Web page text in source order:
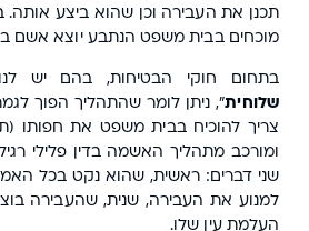
תכנן את העבירה וכן שהוא ביצע אותה.
מוכחים בבית משפט הנתבע יוצא אשם
בתחום חוקי הבטיחות, בהם יש
שלוחית", ניתן לומר שהתהליך הפוך
צריך להוכיח בבית משפט את חפותו
ומורכב מתהליך האשמה בדין פלילי
שני דברים: ראשית, שהוא נקט בכל
למנוע את העבירה, שנית, שהעבירה
העלמת עין שלו.